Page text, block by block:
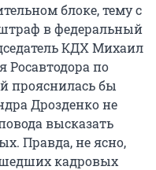
блоке, тему с
в федеральный
КДХ Михаил
по
прояснилась бы
Дрозденко не
высказать
Правда, не ясно,
кадровых